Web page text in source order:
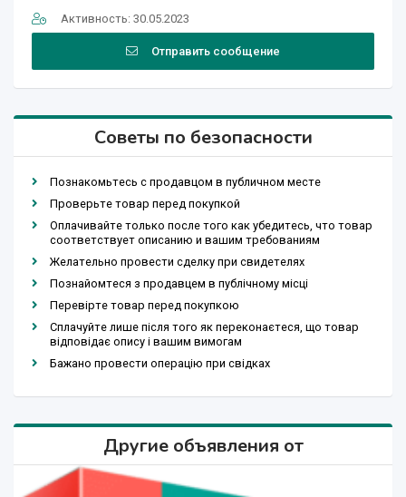
Активность: 30.05.2023
Отправить сообщение
Советы по безопасности
Познакомьтесь с продавцом в публичном месте
Проверьте товар перед покупкой
Оплачивайте только после того как убедитесь, что товар
соответствует описанию и вашим требованиям
Желательно провести сделку при свидетелях
Познайомтеся з продавцем в публічному місці
Перевірте товар перед покупкою
Сплачуйте лише після того як переконаєтеся, що товар
відповідає опису і вашим вимогам
Бажано провести операцію при свідках
Другие объявления от